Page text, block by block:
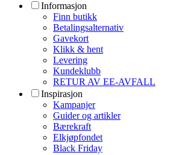
Informasjon
Finn butikk
Betalingsalternativ
Gavekort
Klikk & hent
Levering
Kundeklubb
RETUR AV EE-AVFALL
Inspirasjon
Kampanjer
Guider og artikler
Bærekraft
Elkjøpfondet
Black Friday